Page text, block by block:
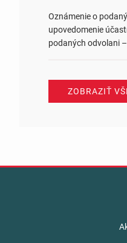
Oznámenie o
upovedomenie
podaných odvolani
ZOBRAZIŤ